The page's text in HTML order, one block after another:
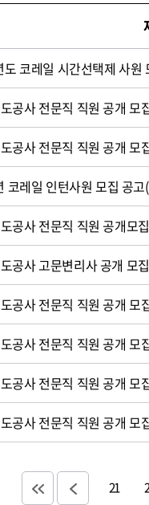
코레일 시간선택제 사원
공사 전문직 직원 공개 모
공사 전문직 직원 공개 모
코레일 인턴사원 모집 공고
공사 전문직 직원 공개모
공사 고문변리사 공개 모
공사 전문직 직원 공개 모
공사 전문직 직원 공개 모
공사 전문직 직원 공개 모
공사 전문직 직원 공개 모
21